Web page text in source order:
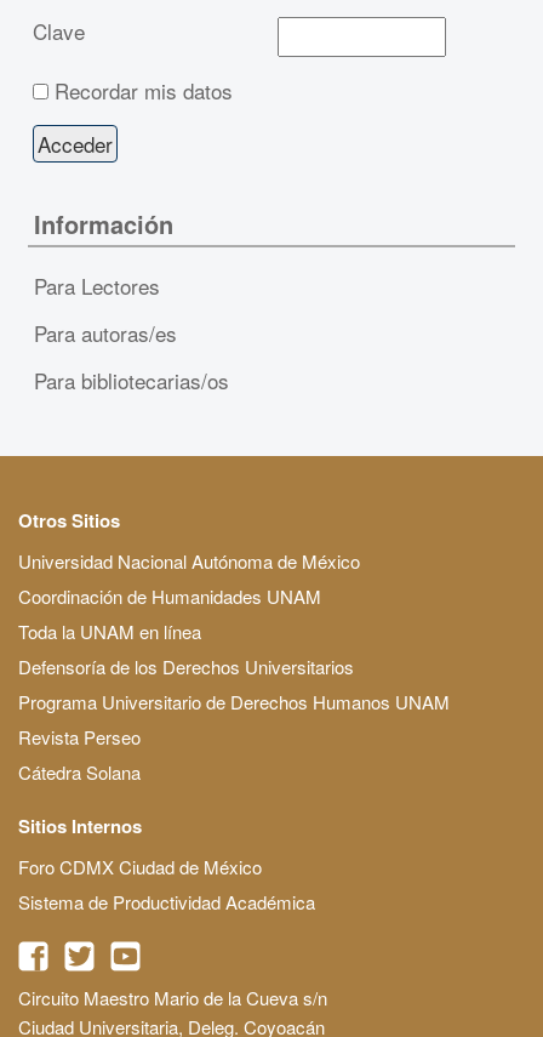
Clave
Recordar mis datos
Información
Para Lectores
Para autoras/es
Para bibliotecarias/os
Otros Sitios
Universidad Nacional Autónoma de México
Coordinación de Humanidades UNAM
Toda la UNAM en línea
Defensoría de los Derechos Universitarios
Programa Universitario de Derechos Humanos UNAM
Revista Perseo
Cátedra Solana
Sitios Internos
Foro CDMX Ciudad de México
Sistema de Productividad Académica
Circuito Maestro Mario de la Cueva s/n
Ciudad Universitaria, Deleg. Coyoacán